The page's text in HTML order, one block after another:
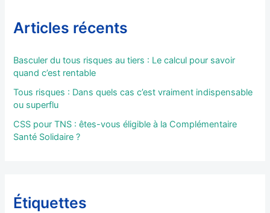
Articles récents
Basculer du tous risques au tiers : Le calcul pour savoir
quand c’est rentable
Tous risques : Dans quels cas c’est vraiment indispensable
ou superflu
CSS pour TNS : êtes-vous éligible à la Complémentaire
Santé Solidaire ?
Étiquettes